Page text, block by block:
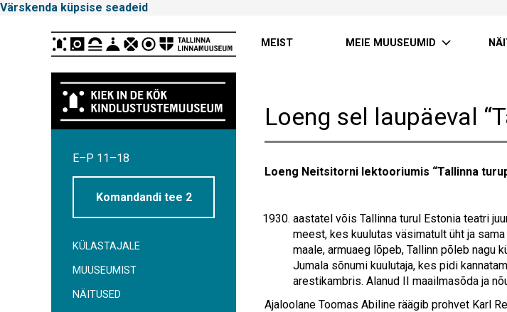
Värskenda küpsise seadeid
Linnamuuseum
MEIST MEIE MUUSEUMID
E–P 11–18
Komandandi tee 2
KÜLASTAJALE
MUUSEUMIST
NÄITUSED
Loeng sel laupäeval
Loeng Neitsitorni lektooriumis “Tallinna
aastatel võis Tallinna turul Estonia teatri
meest, kes kuulutas väsimatult üht ja
maale, armuaeg lõpeb, Tallinn põleb nagu
Jumala sõnumi kuulutaja, kes pidi
arestikambris. Alanud II maailmasõda ja
Ajaloolane Toomas Abiline räägib prohvet Karl